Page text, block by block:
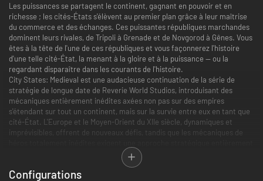
Les puissances se partagent le continent, gagnant en pouvoir et en
richesse ; les cités-États s'élèvent au premier plan grâce à leur maîtrise
du commerce et des échanges. Ces puissantes républiques marchandes
dominent leurs rivales, de Tripoli à Grenade et de Novgorod à Gênes. Vous
êtes à la tête de l'une de ces républiques et vous façonnerez l'histoire
d'une telle cité-État, la menant à la gloire et à la puissance — ou la
regardant disparaître dans les courants de l'histoire.
City States: Medieval est une audacieuse continuation de la série de
stratégie de longue date de Reverie World Studios, introduisant des
mécaniques entièrement inédites axées non pas sur des empires
s'étendant sur tout un continent, mais sur la survie entre eux en tant que
cité-État. L'Europe et le Moyen-Orient du XIIe siècle, dynamiques et
imprévisibles, offrent de nouveaux défis, tandis que les mécaniques de
nouvelle, aussi bien des novices que des vétérans.
Bâtissez une cité puissante
Configurations